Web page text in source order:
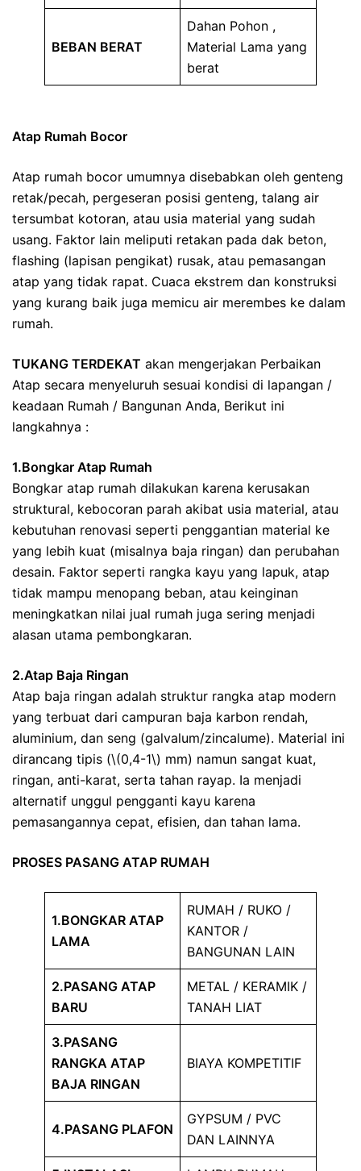
BEBAN BERAT
Dahan Pohon ,
Material Lama yang
berat
Atap Rumah Bocor
Atap rumah bocor umumnya disebabkan oleh genteng
retak/pecah, pergeseran posisi genteng, talang air
tersumbat kotoran, atau usia material yang sudah
usang. Faktor lain meliputi retakan pada dak beton,
flashing (lapisan pengikat) rusak, atau pemasangan
atap yang tidak rapat. Cuaca ekstrem dan konstruksi
yang kurang baik juga memicu air merembes ke dalam
rumah.
TUKANG TERDEKAT akan mengerjakan Perbaikan
Atap secara menyeluruh sesuai kondisi di lapangan /
keadaan Rumah / Bangunan Anda, Berikut ini
langkahnya :
1.Bongkar Atap Rumah
Bongkar atap rumah dilakukan karena kerusakan
struktural, kebocoran parah akibat usia material, atau
kebutuhan renovasi seperti penggantian material ke
yang lebih kuat (misalnya baja ringan) dan perubahan
desain. Faktor seperti rangka kayu yang lapuk, atap
tidak mampu menopang beban, atau keinginan
meningkatkan nilai jual rumah juga sering menjadi
alasan utama pembongkaran.
2.Atap Baja Ringan
Atap baja ringan adalah struktur rangka atap modern
yang terbuat dari campuran baja karbon rendah,
aluminium, dan seng (galvalum/zincalume). Material ini
dirancang tipis (\(0,4-1\) mm) namun sangat kuat,
ringan, anti-karat, serta tahan rayap. Ia menjadi
alternatif unggul pengganti kayu karena
pemasangannya cepat, efisien, dan tahan lama.
PROSES PASANG ATAP RUMAH
1.BONGKAR ATAP
LAMA
RUMAH / RUKO /
KANTOR /
BANGUNAN LAIN
2.PASANG ATAP
BARU
METAL / KERAMIK /
TANAH LIAT
3.PASANG
RANGKA ATAP
BAJA RINGAN
BIAYA KOMPETITIF
4.PASANG PLAFON
GYPSUM / PVC
DAN LAINNYA